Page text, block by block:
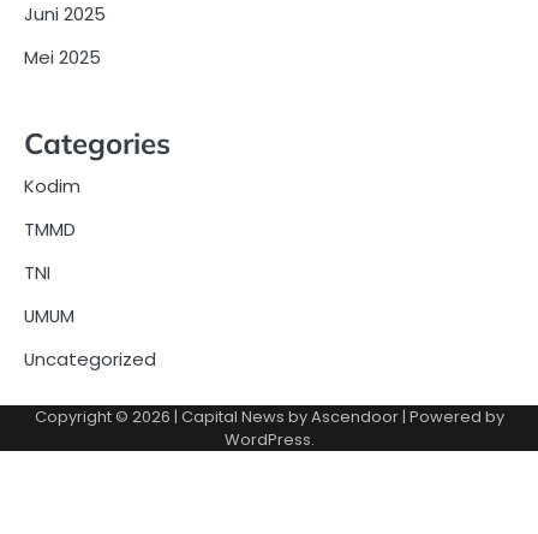
Juni 2025
Mei 2025
Categories
Kodim
TMMD
TNI
UMUM
Uncategorized
Copyright © 2026 | Capital News byAscendoor| Powered by
WordPress.